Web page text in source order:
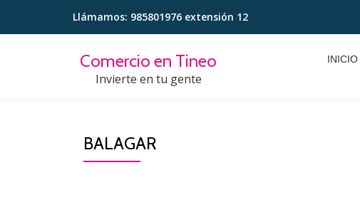
Saltar
Llámamos: 985801976 extensión 12
Comercio en Tineo
Invierte en tu gente
INICIO
BALAGAR